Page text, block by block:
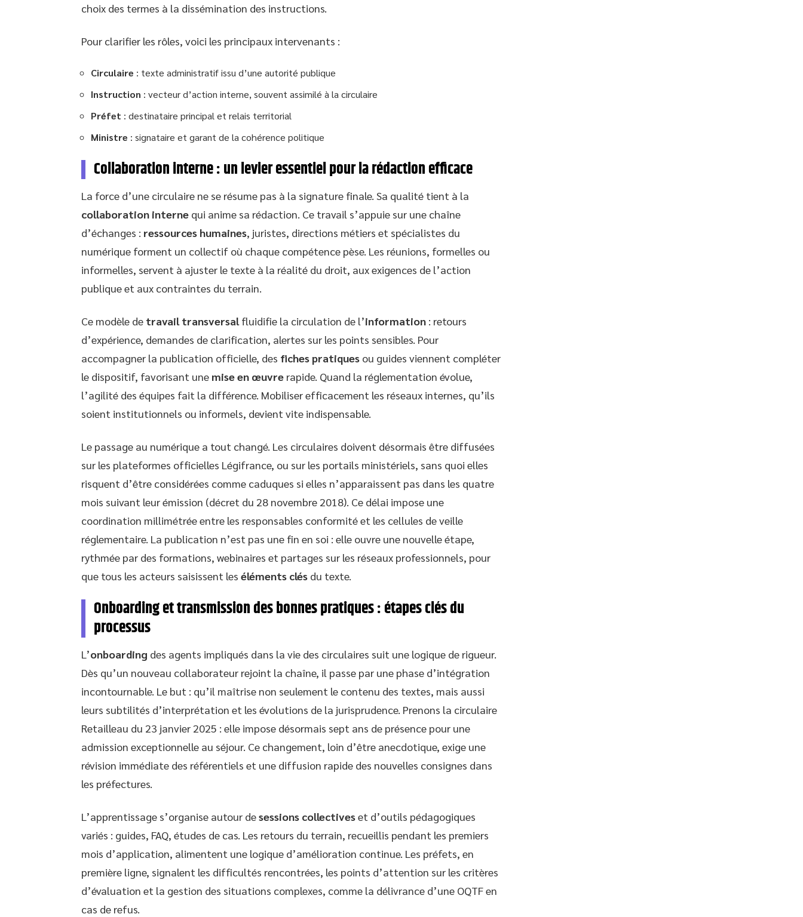
choix des termes à la dissémination des instructions.
Pour clarifier les rôles, voici les principaux intervenants :
Circulaire : texte administratif issu d’une autorité publique
Instruction : vecteur d’action interne, souvent assimilé à la circulaire
Préfet : destinataire principal et relais territorial
Ministre : signataire et garant de la cohérence politique
Collaboration interne : un levier essentiel pour la rédaction efficace
La force d’une circulaire ne se résume pas à la signature finale. Sa qualité tient à la
collaboration interne qui anime sa rédaction. Ce travail s’appuie sur une chaîne
d’échanges : ressources humaines, juristes, directions métiers et spécialistes du
numérique forment un collectif où chaque compétence pèse. Les réunions, formelles ou
informelles, servent à ajuster le texte à la réalité du droit, aux exigences de l’action
publique et aux contraintes du terrain.
Ce modèle de travail transversal fluidifie la circulation de l’information : retours
d’expérience, demandes de clarification, alertes sur les points sensibles. Pour
accompagner la publication officielle, des fiches pratiques ou guides viennent compléter
le dispositif, favorisant une mise en œuvre rapide. Quand la réglementation évolue,
l’agilité des équipes fait la différence. Mobiliser efficacement les réseaux internes, qu’ils
soient institutionnels ou informels, devient vite indispensable.
Le passage au numérique a tout changé. Les circulaires doivent désormais être diffusées
sur les plateformes officielles Légifrance, ou sur les portails ministériels, sans quoi elles
risquent d’être considérées comme caduques si elles n’apparaissent pas dans les quatre
mois suivant leur émission (décret du 28 novembre 2018). Ce délai impose une
coordination millimétrée entre les responsables conformité et les cellules de veille
réglementaire. La publication n’est pas une fin en soi : elle ouvre une nouvelle étape,
rythmée par des formations, webinaires et partages sur les réseaux professionnels, pour
que tous les acteurs saisissent les éléments clés du texte.
Onboarding et transmission des bonnes pratiques : étapes clés du
processus
L’onboarding des agents impliqués dans la vie des circulaires suit une logique de rigueur.
Dès qu’un nouveau collaborateur rejoint la chaîne, il passe par une phase d’intégration
incontournable. Le but : qu’il maîtrise non seulement le contenu des textes, mais aussi
leurs subtilités d’interprétation et les évolutions de la jurisprudence. Prenons la circulaire
Retailleau du 23 janvier 2025 : elle impose désormais sept ans de présence pour une
admission exceptionnelle au séjour. Ce changement, loin d’être anecdotique, exige une
révision immédiate des référentiels et une diffusion rapide des nouvelles consignes dans
les préfectures.
L’apprentissage s’organise autour desessions collectiveset d’outils pédagogiques
variés : guides, FAQ, études de cas. Les retours du terrain, recueillis pendant les premiers
mois d’application, alimentent une logique d’amélioration continue. Les préfets, en
première ligne, signalent les difficultés rencontrées, les points d’attention sur les critères
d’évaluation et la gestion des situations complexes, comme la délivrance d’une OQTF en
cas de refus.